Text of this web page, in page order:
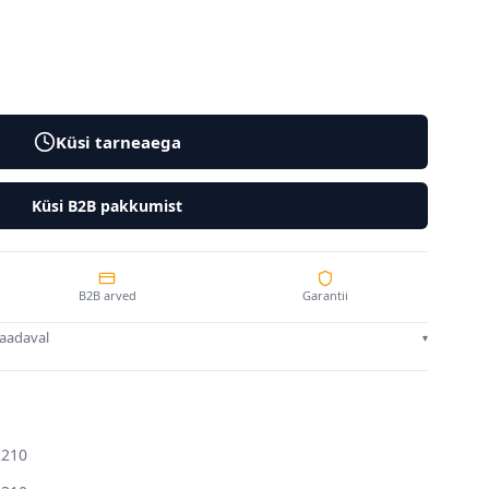
Küsi tarneaega
Küsi B2B pakkumist
B2B arved Garantii
▾